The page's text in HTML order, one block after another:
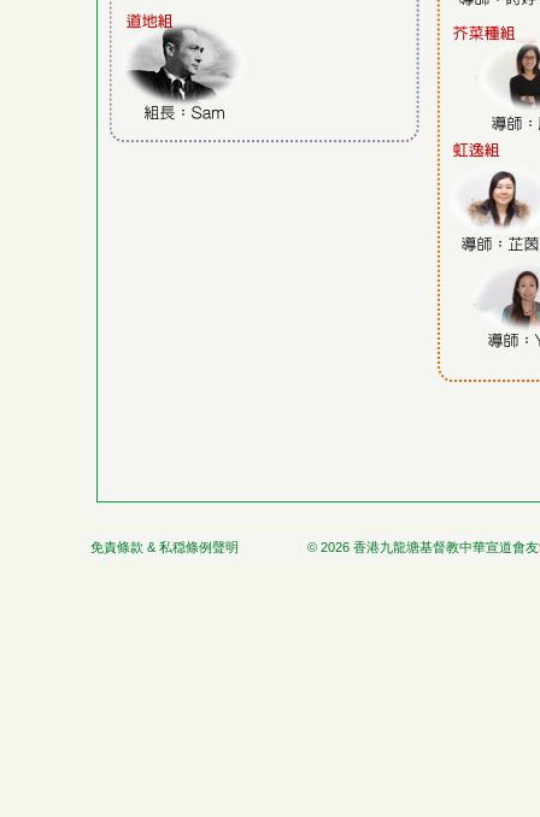
免責條款 & 私穏條例聲明 © 2026 香港九龍塘基督教中華宣道會友愛